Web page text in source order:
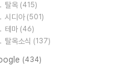
탈옥 (415)
시디아 (501)
테마 (46)
탈옥소식 (137)
(434)